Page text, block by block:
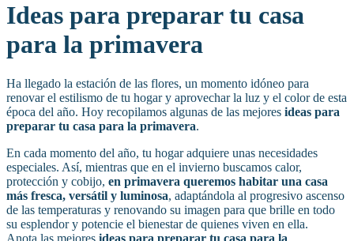
Ideas para preparar tu casa
para la primavera
Ha llegado la estación de las flores, un momento idóneo para
renovar el estilismo de tu hogar y aprovechar la luz y el color de esta
época del año. Hoy recopilamos algunas de las mejores ideas para
preparar tu casa para la primavera.
En cada momento del año, tu hogar adquiere unas necesidades
especiales. Así, mientras que en el invierno buscamos calor,
protección y cobijo, en primavera queremos habitar una casa
más fresca, versátil y luminosa, adaptándola al progresivo ascenso
de las temperaturas y renovando su imagen para que brille en todo
su esplendor y potencie el bienestar de quienes viven en ella.
Anota las mejores ideas para preparar tu casa para la